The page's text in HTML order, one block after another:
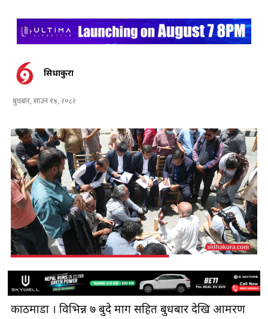
सिधाकुरा
बुधबार, साउन १४, २०८२
काठमाडौं । विभिन्न ७ बुदे माग सहित बुधबार देखि आमरण